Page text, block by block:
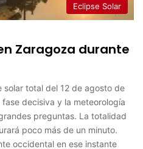
Eclipse Solar
Zaragoza durante
solar total del 12 de agosto de
decisiva y la meteorología
preguntas. La totalidad
poco más de un minuto.
occidental en ese instante